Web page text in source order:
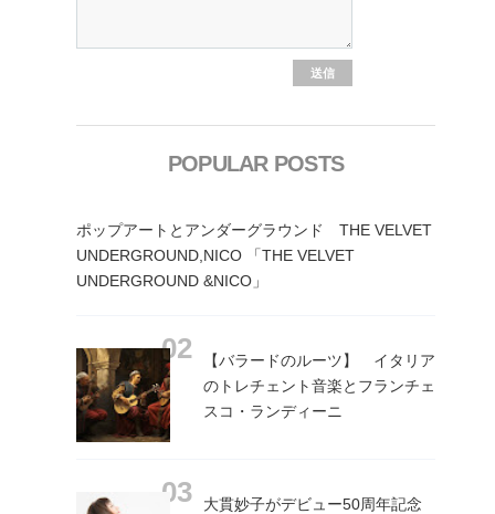
POPULAR POSTS
ポップアートとアンダーグラウンド THE VELVET
UNDERGROUND,NICO 「THE VELVET
UNDERGROUND &NICO」
【バラードのルーツ】 イタリア
のトレチェント音楽とフランチェ
スコ・ランディーニ
大貫妙子がデビュー50周年記念